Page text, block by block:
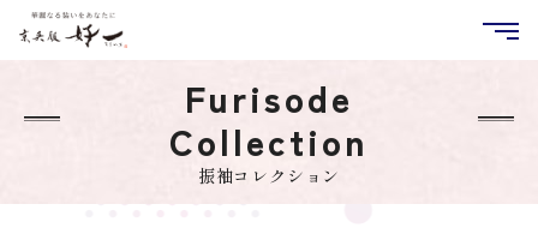
Furisode
Collection
振袖コレクション